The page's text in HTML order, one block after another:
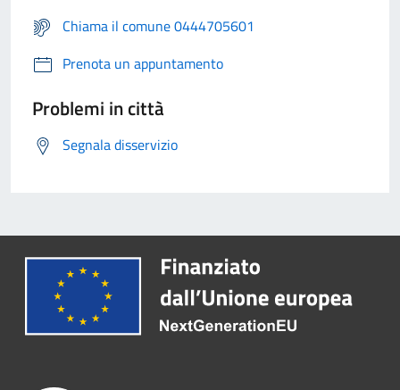
Chiama il comune 0444705601
Prenota un appuntamento
Problemi in città
Segnala disservizio